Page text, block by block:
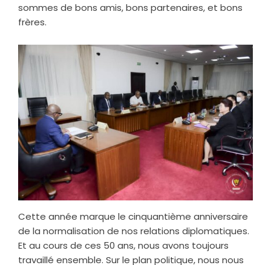
sommes de bons amis, bons partenaires, et bons
frères.
Cette année marque le cinquantième anniversaire
de la normalisation de nos relations diplomatiques.
Et au cours de ces 50 ans, nous avons toujours
travaillé ensemble. Sur le plan politique, nous nous